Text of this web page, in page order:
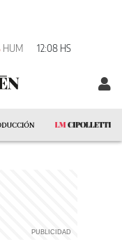
HUM 12:08 HS